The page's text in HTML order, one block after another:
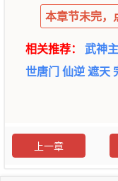
本章节未完，
相关推荐： 武神
世唐门仙逆遮天
上一章